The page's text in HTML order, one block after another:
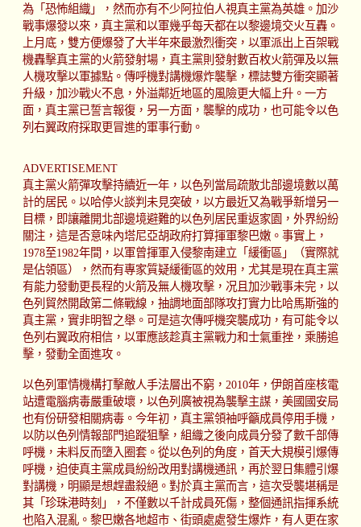
為「恐怖組織」，然而亦有不少阿拉伯人視真主黨為英雄。加沙
戰事爆發以來，真主黨和以軍幾乎每天都在以黎邊境交火互轟。
上月底，雙方便爆發了大半年來最激烈衝突，以軍派出上百架戰
機轟擊真主黨的火箭發射場，真主黨則發射數百枚火箭彈及以無
人機攻擊以軍據點。傳呼機對講機爆炸襲擊，標誌雙方衝突顯著
升級，加沙戰火不息，外溢鄰近地區的風險更大幅上升。一方
面，真主黨已誓言報復，另一方面，襲擊的成功，也可能令以色
列右翼政府採取更冒進的軍事行動。
ADVERTISEMENT
真主黨火箭彈攻擊持續近一年，以色列當局疏散北部邊境數以萬
計的居民。以哈停火談判未見突破，以方最近又為戰爭新增另一
目標，即讓離開北部邊境避難的以色列居民重返家園，外界紛紛
關注，這是否意味內塔尼亞胡政府打算揮軍黎巴嫩。事實上，
1978至1982年間，以軍曾揮軍入侵黎南建立「緩衝區」（實際就
是佔領區），然而有專家質疑緩衝區的效用，尤其是現在真主黨
有能力發動更長程的火箭及無人機攻擊，况且加沙戰事未完，以
色列貿然開啟第二條戰線，抽調地面部隊攻打實力比哈馬斯強的
真主黨，實非明智之舉。可是這次傳呼機突襲成功，有可能令以
色列右翼政府相信，以軍應該趁真主黨戰力和士氣重挫，乘勝追
擊，發動全面進攻。
以色列軍情機構打擊敵人手法層出不窮，2010年，伊朗首座核電
站遭電腦病毒嚴重破壞，以色列廣被視為襲擊主謀，美國國安局
也有份研發相關病毒。今年初，真主黨領袖呼籲成員停用手機，
以防以色列情報部門追蹤狙擊，組織之後向成員分發了數千部傳
呼機，未料反而墮入圈套。從以色列的角度，首天大規模引爆傳
呼機，迫使真主黨成員紛紛改用對講機通訊，再於翌日集體引爆
對講機，明顯是想趕盡殺絕。對於真主黨而言，這次受襲堪稱是
其「珍珠港時刻」，不僅數以千計成員死傷，整個通訊指揮系統
也陷入混亂。黎巴嫩各地超市、街頭處處發生爆炸，有人更在家